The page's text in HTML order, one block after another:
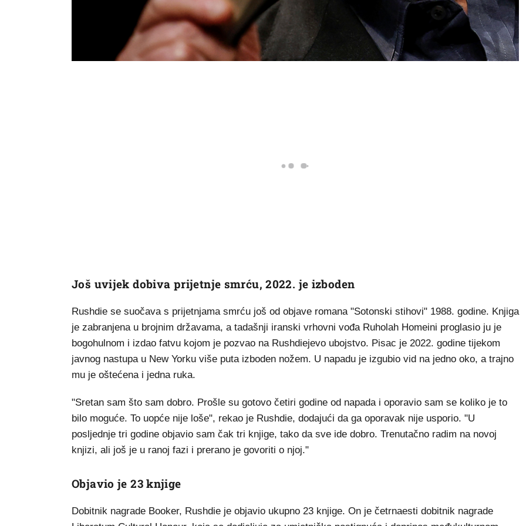
Još uvijek dobiva prijetnje smrću, 2022. je izboden
Rushdie se suočava s prijetnjama smrću još od objave romana "Sotonski stihovi" 1988. godine. Knjiga
je zabranjena u brojnim državama, a tadašnji iranski vrhovni vođa Ruholah Homeini proglasio ju je
bogohulnom i izdao fatvu kojom je pozvao na Rushdiejevo ubojstvo. Pisac je 2022. godine tijekom
javnog nastupa u New Yorku više puta izboden nožem. U napadu je izgubio vid na jedno oko, a trajno
mu je oštećena i jedna ruka.
"Sretan sam što sam dobro. Prošle su gotovo četiri godine od napada i oporavio sam se koliko je to
bilo moguće. To uopće nije loše", rekao je Rushdie, dodajući da ga oporavak nije usporio. "U
posljednje tri godine objavio sam čak tri knjige, tako da sve ide dobro. Trenutačno radim na novoj
knjizi, ali još je u ranoj fazi i prerano je govoriti o njoj."
Objavio je 23 knjige
Dobitnik nagrade Booker, Rushdie je objavio ukupno 23 knjige. On je četrnaesti dobitnik nagrade